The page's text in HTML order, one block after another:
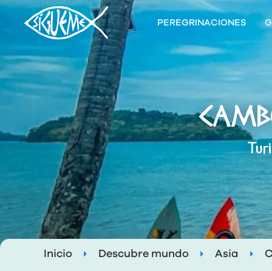
PEREGRINACIONES
Inicio Descubre mundo Asia